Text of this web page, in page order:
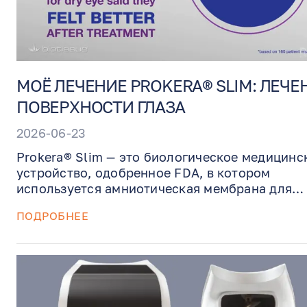
EN RU
МОЁ ЛЕЧЕНИЕ PROKERA® SLIM:
ПОВЕРХНОСТИ ГЛАЗА
2026-06-23
Prokera® Slim — это биологическое
устройство, одобренное FDA, в котором
используется амниотическая мембрана для
Такое лечение помогает уменьшить
повреждённые ткани глаза при таких
как кератит, химические ожоги, рубцы
дефекты эпителия и тяжёлые формы
сухого глаза. Prokera устанавливается в
ПОДРОБНЕЕ